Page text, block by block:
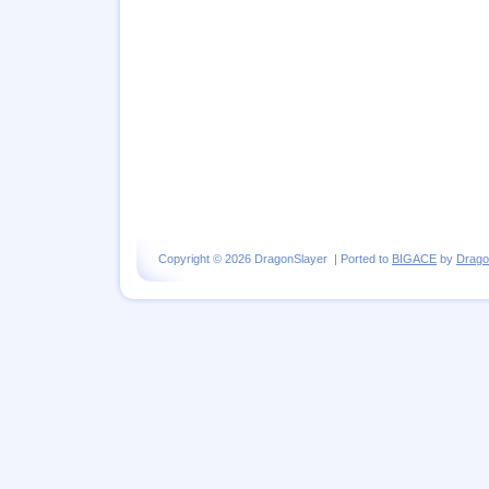
Copyright © 2026 DragonSlayer | Ported to BIGACE by